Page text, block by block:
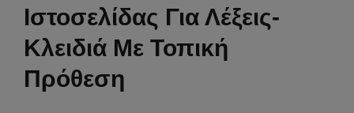
Ιστοσελίδας Για Λέξεις-
Κλειδιά Με Τοπική
Πρόθεση